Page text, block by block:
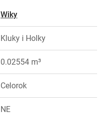
Wiky
Kluky i Holky
0.02554 m³
Celorok
NE